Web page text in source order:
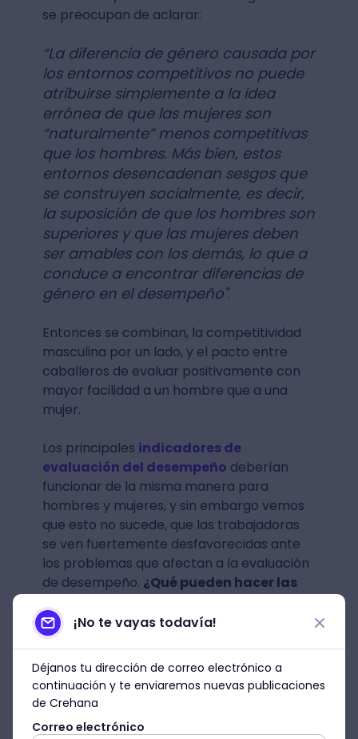
se preocupan de aclarar:
“La diferencia de género causada por
los entornos competitivos no puede
atribuirse simplemente a la idea
errónea de que las mujeres son
“naturalmente” menos competitivas
que los hombres. Más bien, estos
entornos desencadenan sesgos que
se construyen socialmente, es decir,
la suposición de que los hombres son
superiores y que las mujeres deben
ser amables con los demás, lo que a
conduce a encontrar diferencias de
género en el desempeño".
Entonces se combinan, la competitividad
masculina por un lado, y el pacto entre
caballeros de evaluar positivamente con
mayor facilidad a un hombre que a una
mujer.
Los principales indicadores de
evaluación del desempeño deberían
funcionar de la misma manera para
hombres y mujeres, y sin embargo vemos
que esto no sucede, que las trabajadoras
se ven fuertemente desfavorecidas ante
los problemas que afectan a la evaluación
de desempeño. ¿Qué pueden hacer las
esta situación?
¡No te vayas todavía!
Déjanos tu dirección de correo electrónico a
continuación y te enviaremos nuevas publicaciones
de Crehana
Correo electrónico